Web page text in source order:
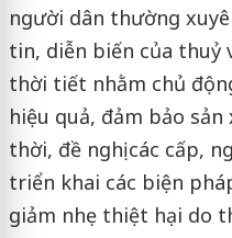
người dân thường
tin, diễn biến của thuỷ
thời tiết nhằm chủ
hiệu quả, đảm bảo
thời, đề nghị các cấp,
triển khai các biện
giảm nhẹ thiệt hại do